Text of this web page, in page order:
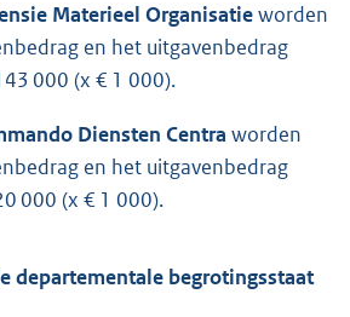
Materieel Organisatieworden
en het uitgavenbedrag
000 (x € 1 000).
Diensten Centra worden
en het uitgavenbedrag
000 (x € 1 000).
departementale begrotingsstaat